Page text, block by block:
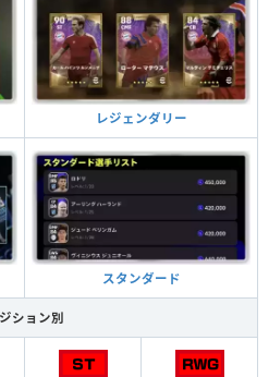
レジェンダリー
スタンダード
ション別